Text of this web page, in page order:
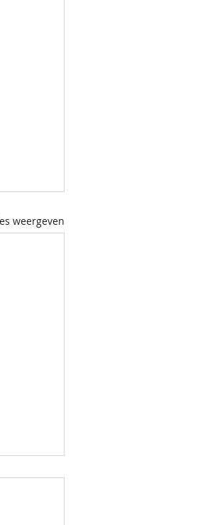
weergeven